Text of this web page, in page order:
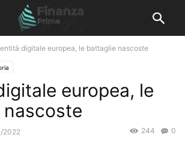
digitale europea, le battaglie nascoste
europea, le
2022 0
244